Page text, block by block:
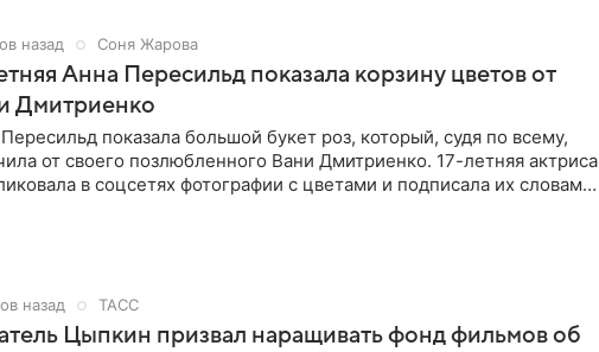
назад Соня Жарова
Анна Пересильд показала корзину цветов от
Дмитриенко
показала большой букет роз, который, судя по всему,
от своего позлюбленного Вани Дмитриенко. 17-летняя актриса
в соцсетях фотографии с цветами и подписала их словами:
назад ТАСС
Цыпкин призвал наращивать фонд фильмов об